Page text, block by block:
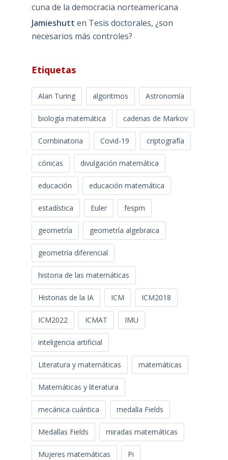
cuna de la democracia norteamericana
Jamieshutt en Tesis doctorales, ¿son
necesarios más controles?
Etiquetas
Alan Turing algoritmos Astronomía
biología matemática cadenas de Markov
Combinatoria Covid-19 criptografía
cónicas divulgación matemática
educación educación matemática
estadística Euler fespm
geometría geometría algebraica
geometría diferencial
historia de las matemáticas
Historias de la IA ICM ICM2018
ICM2022 ICMAT IMU
inteligencia artificial
Literatura y matemáticas matemáticas
Matemáticas y literatura
mecánica cuántica medalla Fields
Medallas Fields miradas matemáticas
Mujeres matemáticas Pi